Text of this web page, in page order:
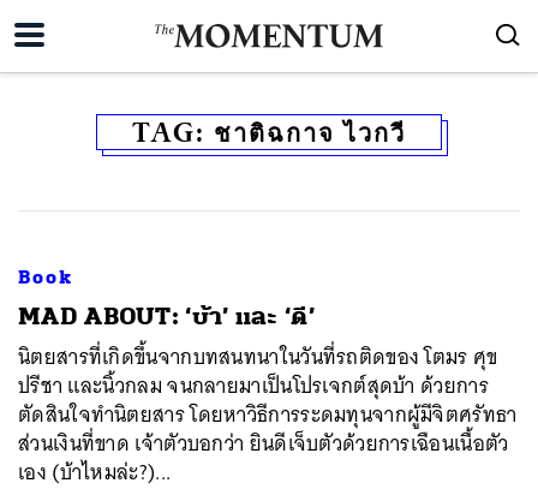
TAG: ชาติฉกาจ ไวกวี
Book
MAD ABOUT: ‘บ้า’ และ ‘ดี’
นิตยสารที่เกิดขึ้นจากบทสนทนาในวันที่รถติดของ โตมร ศุข
ปรีชา และนิ้วกลม จนกลายมาเป็นโปรเจกต์สุดบ้า ด้วยการ
ตัดสินใจทำนิตยสาร โดยหาวิธีการระดมทุนจากผู้มีจิตศรัทธา
ส่วนเงินที่ขาด เจ้าตัวบอกว่า ยินดีเจ็บตัวด้วยการเฉือนเนื้อตัว
เอง (บ้าไหมล่ะ?)...